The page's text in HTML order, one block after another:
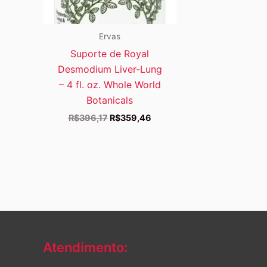
Ervas
Suporte de Royal
Desmodium Liver-Lung
– 4 fl. oz. Whole World
Botanicals
R$396,17 O
R$359,46O
Atendimento: